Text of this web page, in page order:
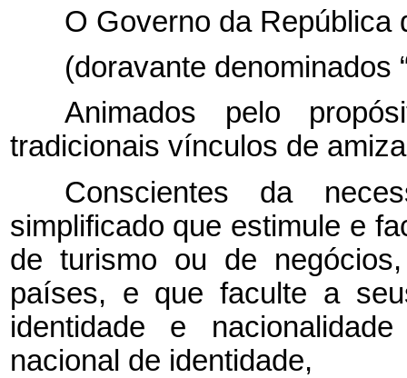
O Governo da República
(doravante denominados
Animados pelo
tradicionais vínculos de
Conscientes da
simplificado que estimule e
de turismo ou de
países, e que faculte a
identidade e
nacional de identidade,